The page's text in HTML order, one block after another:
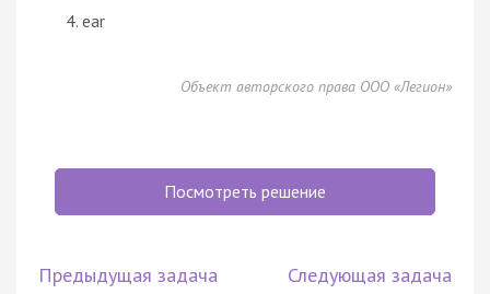
ear
Объект авторского права ООО «Легион»
Посмотреть решение
Предыдущая задача Следующая задача